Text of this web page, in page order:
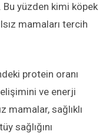
yüzden kimi köpek
mamaları tercih
protein oranı
ve enerji
mamalar, sağlıklı
sağlığını